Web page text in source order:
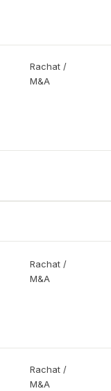
Rachat /
M&A
Rachat /
M&A
Rachat /
M&A